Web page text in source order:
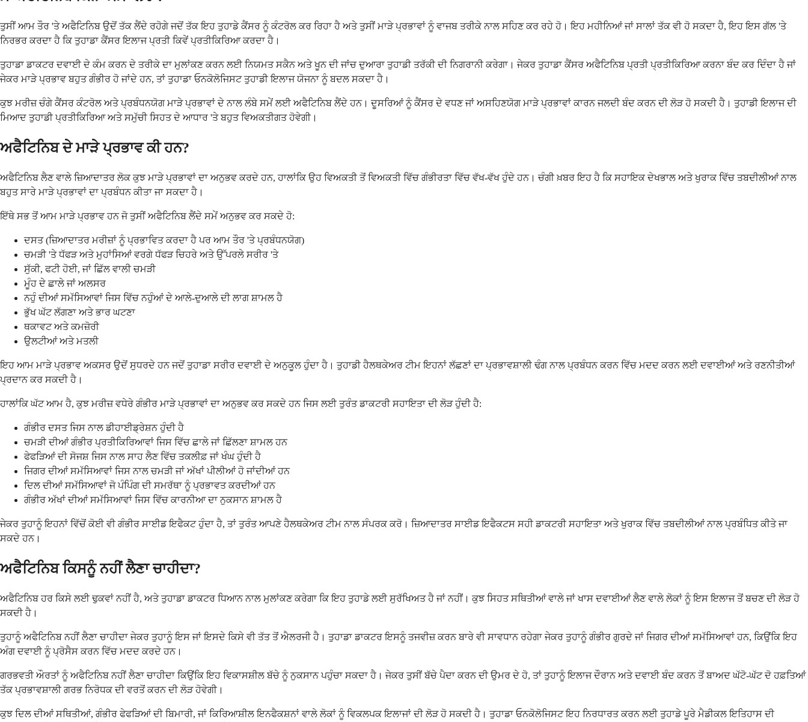
ਤੁਸੀਂ ਆਮ ਤੌਰ 'ਤੇ ਅਫੈਟਿਨਿਬ ਉਦੋਂ ਤੱਕ ਲੈਂਦੇ ਰਹੋਗੇ ਜਦੋਂ ਤੱਕ ਇਹ ਤੁਹਾਡੇ ਕੈਂਸਰ ਨੂੰ ਕੰਟਰੋਲ ਕਰ ਰਿਹਾ ਹੈ ਅਤੇ ਤੁਸੀਂ ਮਾੜੇ ਪ੍ਰਭਾਵਾਂ ਨੂੰ ਵਾਜਬ ਤਰੀਕੇ ਨਾਲ ਸਹਿਣ ਕਰ ਰਹੇ ਹੋ। ਇਹ ਮਹੀਨਿਆਂ ਜਾਂ ਸਾਲਾਂ ਤੱਕ ਵੀ ਹੋ ਸਕਦਾ ਹੈ, ਇਹ ਇਸ ਗੱਲ 'ਤੇ
ਨਿਰਭਰ ਕਰਦਾ ਹੈ ਕਿ ਤੁਹਾਡਾ ਕੈਂਸਰ ਇਲਾਜ ਪ੍ਰਤੀ ਕਿਵੇਂ ਪ੍ਰਤੀਕਿਰਿਆ ਕਰਦਾ ਹੈ।
ਤੁਹਾਡਾ ਡਾਕਟਰ ਦਵਾਈ ਦੇ ਕੰਮ ਕਰਨ ਦੇ ਤਰੀਕੇ ਦਾ ਮੁਲਾਂਕਣ ਕਰਨ ਲਈ ਨਿਯਮਤ ਸਕੈਨ ਅਤੇ ਖੂਨ ਦੀ ਜਾਂਚ ਦੁਆਰਾ ਤੁਹਾਡੀ ਤਰੱਕੀ ਦੀ ਨਿਗਰਾਨੀ ਕਰੇਗਾ। ਜੇਕਰ ਤੁਹਾਡਾ ਕੈਂਸਰ ਅਫੈਟਿਨਿਬ ਪ੍ਰਤੀ ਪ੍ਰਤੀਕਿਰਿਆ ਕਰਨਾ ਬੰਦ ਕਰ ਦਿੰਦਾ ਹੈ ਜਾਂ
ਜੇਕਰ ਮਾੜੇ ਪ੍ਰਭਾਵ ਬਹੁਤ ਗੰਭੀਰ ਹੋ ਜਾਂਦੇ ਹਨ, ਤਾਂ ਤੁਹਾਡਾ ਓਨਕੋਲੋਜਿਸਟ ਤੁਹਾਡੀ ਇਲਾਜ ਯੋਜਨਾ ਨੂੰ ਬਦਲ ਸਕਦਾ ਹੈ।
ਕੁਝ ਮਰੀਜ਼ ਚੰਗੇ ਕੈਂਸਰ ਕੰਟਰੋਲ ਅਤੇ ਪ੍ਰਬੰਧਨਯੋਗ ਮਾੜੇ ਪ੍ਰਭਾਵਾਂ ਦੇ ਨਾਲ ਲੰਬੇ ਸਮੇਂ ਲਈ ਅਫੈਟਿਨਿਬ ਲੈਂਦੇ ਹਨ। ਦੂਸਰਿਆਂ ਨੂੰ ਕੈਂਸਰ ਦੇ ਵਧਣ ਜਾਂ ਅਸਹਿਣਯੋਗ ਮਾੜੇ ਪ੍ਰਭਾਵਾਂ ਕਾਰਨ ਜਲਦੀ ਬੰਦ ਕਰਨ ਦੀ ਲੋੜ ਹੋ ਸਕਦੀ ਹੈ। ਤੁਹਾਡੀ ਇਲਾਜ ਦੀ
ਮਿਆਦ ਤੁਹਾਡੀ ਪ੍ਰਤੀਕਿਰਿਆ ਅਤੇ ਸਮੁੱਚੀ ਸਿਹਤ ਦੇ ਆਧਾਰ 'ਤੇ ਬਹੁਤ ਵਿਅਕਤੀਗਤ ਹੋਵੇਗੀ।
ਅਫੈਟਿਨਿਬ ਦੇ ਮਾੜੇ ਪ੍ਰਭਾਵ ਕੀ ਹਨ?
ਅਫੈਟਿਨਿਬ ਲੈਣ ਵਾਲੇ ਜ਼ਿਆਦਾਤਰ ਲੋਕ ਕੁਝ ਮਾੜੇ ਪ੍ਰਭਾਵਾਂ ਦਾ ਅਨੁਭਵ ਕਰਦੇ ਹਨ, ਹਾਲਾਂਕਿ ਉਹ ਵਿਅਕਤੀ ਤੋਂ ਵਿਅਕਤੀ ਵਿੱਚ ਗੰਭੀਰਤਾ ਵਿੱਚ ਵੱਖ-ਵੱਖ ਹੁੰਦੇ ਹਨ। ਚੰਗੀ ਖ਼ਬਰ ਇਹ ਹੈ ਕਿ ਸਹਾਇਕ ਦੇਖਭਾਲ ਅਤੇ ਖੁਰਾਕ ਵਿੱਚ ਤਬਦੀਲੀਆਂ ਨਾਲ
ਬਹੁਤ ਸਾਰੇ ਮਾੜੇ ਪ੍ਰਭਾਵਾਂ ਦਾ ਪ੍ਰਬੰਧਨ ਕੀਤਾ ਜਾ ਸਕਦਾ ਹੈ।
ਇੱਥੇ ਸਭ ਤੋਂ ਆਮ ਮਾੜੇ ਪ੍ਰਭਾਵ ਹਨ ਜੋ ਤੁਸੀਂ ਅਫੈਟਿਨਿਬ ਲੈਂਦੇ ਸਮੇਂ ਅਨੁਭਵ ਕਰ ਸਕਦੇ ਹੋ:
ਦਸਤ (ਜ਼ਿਆਦਾਤਰ ਮਰੀਜ਼ਾਂ ਨੂੰ ਪ੍ਰਭਾਵਿਤ ਕਰਦਾ ਹੈ ਪਰ ਆਮ ਤੌਰ 'ਤੇ ਪ੍ਰਬੰਧਨਯੋਗ)
ਚਮੜੀ 'ਤੇ ਧੱਫੜ ਅਤੇ ਮੁਹਾਂਸਿਆਂ ਵਰਗੇ ਧੱਫੜ ਚਿਹਰੇ ਅਤੇ ਉੱਪਰਲੇ ਸਰੀਰ 'ਤੇ
ਸੁੱਕੀ, ਫਟੀ ਹੋਈ, ਜਾਂ ਛਿੱਲ ਵਾਲੀ ਚਮੜੀ
ਮੂੰਹ ਦੇ ਛਾਲੇ ਜਾਂ ਅਲਸਰ
ਨਹੁੰ ਦੀਆਂ ਸਮੱਸਿਆਵਾਂ ਜਿਸ ਵਿੱਚ ਨਹੁੰਆਂ ਦੇ ਆਲੇ-ਦੁਆਲੇ ਦੀ ਲਾਗ ਸ਼ਾਮਲ ਹੈ
ਭੁੱਖ ਘੱਟ ਲੱਗਣਾ ਅਤੇ ਭਾਰ ਘਟਣਾ
ਥਕਾਵਟ ਅਤੇ ਕਮਜ਼ੋਰੀ
ਉਲਟੀਆਂ ਅਤੇ ਮਤਲੀ
ਇਹ ਆਮ ਮਾੜੇ ਪ੍ਰਭਾਵ ਅਕਸਰ ਉਦੋਂ ਸੁਧਰਦੇ ਹਨ ਜਦੋਂ ਤੁਹਾਡਾ ਸਰੀਰ ਦਵਾਈ ਦੇ ਅਨੁਕੂਲ ਹੁੰਦਾ ਹੈ। ਤੁਹਾਡੀ ਹੈਲਥਕੇਅਰ ਟੀਮ ਇਹਨਾਂ ਲੱਛਣਾਂ ਦਾ ਪ੍ਰਭਾਵਸ਼ਾਲੀ ਢੰਗ ਨਾਲ ਪ੍ਰਬੰਧਨ ਕਰਨ ਵਿੱਚ ਮਦਦ ਕਰਨ ਲਈ ਦਵਾਈਆਂ ਅਤੇ ਰਣਨੀਤੀਆਂ
ਪ੍ਰਦਾਨ ਕਰ ਸਕਦੀ ਹੈ।
ਹਾਲਾਂਕਿ ਘੱਟ ਆਮ ਹੈ, ਕੁਝ ਮਰੀਜ਼ ਵਧੇਰੇ ਗੰਭੀਰ ਮਾੜੇ ਪ੍ਰਭਾਵਾਂ ਦਾ ਅਨੁਭਵ ਕਰ ਸਕਦੇ ਹਨ ਜਿਸ ਲਈ ਤੁਰੰਤ ਡਾਕਟਰੀ ਸਹਾਇਤਾ ਦੀ ਲੋੜ ਹੁੰਦੀ ਹੈ:
ਗੰਭੀਰ ਦਸਤ ਜਿਸ ਨਾਲ ਡੀਹਾਈਡ੍ਰੇਸ਼ਨ ਹੁੰਦੀ ਹੈ
ਚਮੜੀ ਦੀਆਂ ਗੰਭੀਰ ਪ੍ਰਤੀਕਿਰਿਆਵਾਂ ਜਿਸ ਵਿੱਚ ਛਾਲੇ ਜਾਂ ਛਿੱਲਣਾ ਸ਼ਾਮਲ ਹਨ
ਫੇਫੜਿਆਂ ਦੀ ਸੋਜਸ਼ ਜਿਸ ਨਾਲ ਸਾਹ ਲੈਣ ਵਿੱਚ ਤਕਲੀਫ਼ ਜਾਂ ਖੰਘ ਹੁੰਦੀ ਹੈ
ਜਿਗਰ ਦੀਆਂ ਸਮੱਸਿਆਵਾਂ ਜਿਸ ਨਾਲ ਚਮੜੀ ਜਾਂ ਅੱਖਾਂ ਪੀਲੀਆਂ ਹੋ ਜਾਂਦੀਆਂ ਹਨ
ਦਿਲ ਦੀਆਂ ਸਮੱਸਿਆਵਾਂ ਜੋ ਪੰਪਿੰਗ ਦੀ ਸਮਰੱਥਾ ਨੂੰ ਪ੍ਰਭਾਵਤ ਕਰਦੀਆਂ ਹਨ
ਗੰਭੀਰ ਅੱਖਾਂ ਦੀਆਂ ਸਮੱਸਿਆਵਾਂ ਜਿਸ ਵਿੱਚ ਕਾਰਨੀਆ ਦਾ ਨੁਕਸਾਨ ਸ਼ਾਮਲ ਹੈ
ਜੇਕਰ ਤੁਹਾਨੂੰ ਇਹਨਾਂ ਵਿੱਚੋਂ ਕੋਈ ਵੀ ਗੰਭੀਰ ਸਾਈਡ ਇਫੈਕਟ ਹੁੰਦਾ ਹੈ, ਤਾਂ ਤੁਰੰਤ ਆਪਣੇ ਹੈਲਥਕੇਅਰ ਟੀਮ ਨਾਲ ਸੰਪਰਕ ਕਰੋ। ਜ਼ਿਆਦਾਤਰ ਸਾਈਡ ਇਫੈਕਟਸ ਸਹੀ ਡਾਕਟਰੀ ਸਹਾਇਤਾ ਅਤੇ ਖੁਰਾਕ ਵਿੱਚ ਤਬਦੀਲੀਆਂ ਨਾਲ ਪ੍ਰਬੰਧਿਤ ਕੀਤੇ ਜਾ
ਸਕਦੇ ਹਨ।
ਅਫੈਟਿਨਿਬ ਕਿਸਨੂੰ ਨਹੀਂ ਲੈਣਾ ਚਾਹੀਦਾ?
ਅਫੈਟਿਨਿਬ ਹਰ ਕਿਸੇ ਲਈ ਢੁਕਵਾਂ ਨਹੀਂ ਹੈ, ਅਤੇ ਤੁਹਾਡਾ ਡਾਕਟਰ ਧਿਆਨ ਨਾਲ ਮੁਲਾਂਕਣ ਕਰੇਗਾ ਕਿ ਇਹ ਤੁਹਾਡੇ ਲਈ ਸੁਰੱਖਿਅਤ ਹੈ ਜਾਂ ਨਹੀਂ। ਕੁਝ ਸਿਹਤ ਸਥਿਤੀਆਂ ਵਾਲੇ ਜਾਂ ਖਾਸ ਦਵਾਈਆਂ ਲੈਣ ਵਾਲੇ ਲੋਕਾਂ ਨੂੰ ਇਸ ਇਲਾਜ ਤੋਂ ਬਚਣ ਦੀ ਲੋੜ ਹੋ
ਸਕਦੀ ਹੈ।
ਤੁਹਾਨੂੰ ਅਫੈਟਿਨਿਬ ਨਹੀਂ ਲੈਣਾ ਚਾਹੀਦਾ ਜੇਕਰ ਤੁਹਾਨੂੰ ਇਸ ਜਾਂ ਇਸਦੇ ਕਿਸੇ ਵੀ ਤੱਤ ਤੋਂ ਐਲਰਜੀ ਹੈ। ਤੁਹਾਡਾ ਡਾਕਟਰ ਇਸਨੂੰ ਤਜਵੀਜ਼ ਕਰਨ ਬਾਰੇ ਵੀ ਸਾਵਧਾਨ ਰਹੇਗਾ ਜੇਕਰ ਤੁਹਾਨੂੰ ਗੰਭੀਰ ਗੁਰਦੇ ਜਾਂ ਜਿਗਰ ਦੀਆਂ ਸਮੱਸਿਆਵਾਂ ਹਨ, ਕਿਉਂਕਿ ਇਹ
ਅੰਗ ਦਵਾਈ ਨੂੰ ਪ੍ਰੋਸੈਸ ਕਰਨ ਵਿੱਚ ਮਦਦ ਕਰਦੇ ਹਨ।
ਗਰਭਵਤੀ ਔਰਤਾਂ ਨੂੰ ਅਫੈਟਿਨਿਬ ਨਹੀਂ ਲੈਣਾ ਚਾਹੀਦਾ ਕਿਉਂਕਿ ਇਹ ਵਿਕਾਸਸ਼ੀਲ ਬੱਚੇ ਨੂੰ ਨੁਕਸਾਨ ਪਹੁੰਚਾ ਸਕਦਾ ਹੈ। ਜੇਕਰ ਤੁਸੀਂ ਬੱਚੇ ਪੈਦਾ ਕਰਨ ਦੀ ਉਮਰ ਦੇ ਹੋ, ਤਾਂ ਤੁਹਾਨੂੰ ਇਲਾਜ ਦੌਰਾਨ ਅਤੇ ਦਵਾਈ ਬੰਦ ਕਰਨ ਤੋਂ ਬਾਅਦ ਘੱਟੋ-ਘੱਟ ਦੋ ਹਫ਼ਤਿਆਂ
ਤੱਕ ਪ੍ਰਭਾਵਸ਼ਾਲੀ ਗਰਭ ਨਿਰੋਧਕ ਦੀ ਵਰਤੋਂ ਕਰਨ ਦੀ ਲੋੜ ਹੋਵੇਗੀ।
ਕੁਝ ਦਿਲ ਦੀਆਂ ਸਥਿਤੀਆਂ, ਗੰਭੀਰ ਫੇਫੜਿਆਂ ਦੀ ਬਿਮਾਰੀ, ਜਾਂ ਕਿਰਿਆਸ਼ੀਲ ਇਨਫੈਕਸ਼ਨਾਂ ਵਾਲੇ ਲੋਕਾਂ ਨੂੰ ਵਿਕਲਪਕ ਇਲਾਜਾਂ ਦੀ ਲੋੜ ਹੋ ਸਕਦੀ ਹੈ। ਤੁਹਾਡਾ ਓਨਕੋਲੋਜਿਸਟ ਇਹ ਨਿਰਧਾਰਤ ਕਰਨ ਲਈ ਤੁਹਾਡੇ ਪੂਰੇ ਮੈਡੀਕਲ ਇਤਿਹਾਸ ਦੀ